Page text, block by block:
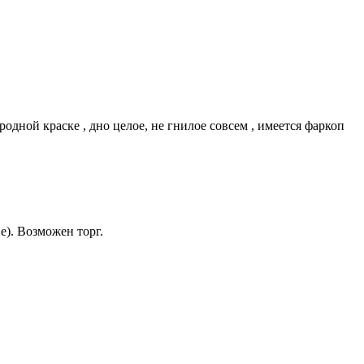
краске , дно целое, не гнилое совсем , имеется фаркоп
Возможен торг.